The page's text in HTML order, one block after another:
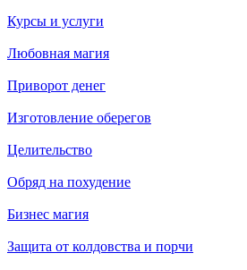
Курсы и услуги
Любовная магия
Приворот денег
Изготовление оберегов
Целительство
Обряд на похудение
Бизнес магия
Защита от колдовства и порчи